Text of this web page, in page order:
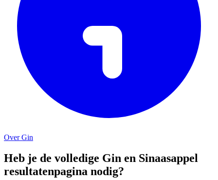
Over Gin
Heb je de volledige Gin en Sinaasappel
resultatenpagina nodig?